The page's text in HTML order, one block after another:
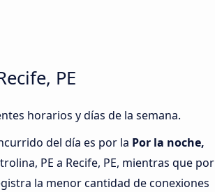
PE
horarios y días de la semana.
del día es por la Por la noche,
PE a Recife, PE, mientras que por
la menor cantidad de conexiones